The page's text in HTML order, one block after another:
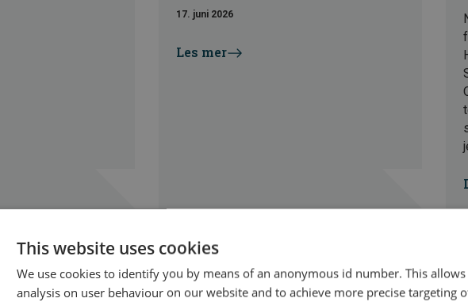
17. juni 2026
Les mer
This website uses cookies
We use cookies to identify you by means of an anonymous id number. This
analysis on user behaviour on our website and to achieve more precise targeting